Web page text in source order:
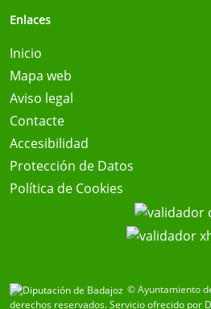
Enlaces
Inicio
Mapa web
Aviso legal
Contacte
Accesibilidad
Protección de Datos
Política de Cookies
© Ayuntamiento
derechos reservados.Servicio ofrecido por